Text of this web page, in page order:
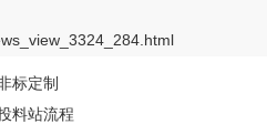
标定制
料站流程